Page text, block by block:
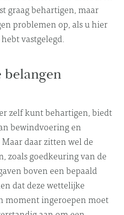
graag behartigen, maar
problemen op, als u hier
vastgelegd.
belangen
zelf kunt behartigen, biedt
bewindvoering en
daar zitten wel de
zoals goedkeuring van de
boven een bepaald
dat deze wettelijke
moment ingeroepen moet